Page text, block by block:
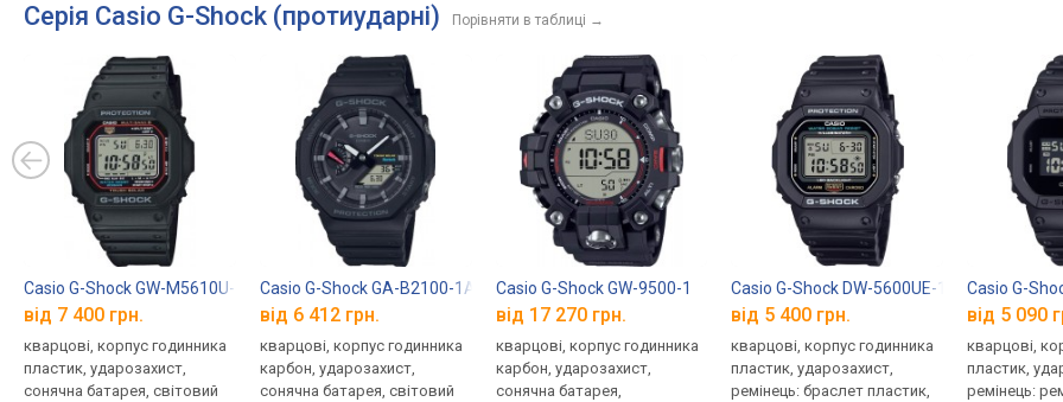
Серія Casio G-Shock (протиударні) Порівняти в таблиці →
Casio G-Shock GW-M5610U-1E
від 7 400 грн.
кварцові, корпус годинника
пластик, ударозахист,
сонячна батарея, світовий
Casio G-Shock GA-B2100-1A
від 6 412 грн.
кварцові, корпус годинника
карбон, ударозахист,
сонячна батарея, світовий
Casio G-Shock GW-9500-1
від 17 270 грн.
кварцові, корпус годинника
карбон, ударозахист,
сонячна батарея,
Casio G-Shock DW-5600UE-1
від 5 400 грн.
кварцові, корпус годинника
пластик, ударозахист,
ремінець: браслет пластик,
Casio G-
від 5 090
кварцові,
пластик,
ремінець: